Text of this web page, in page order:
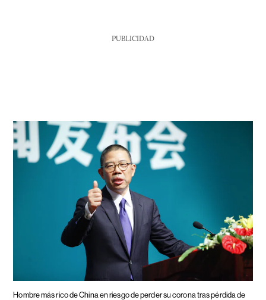
PUBLICIDAD
Hombre más rico de China en riesgo de perder su corona tras pérdida de